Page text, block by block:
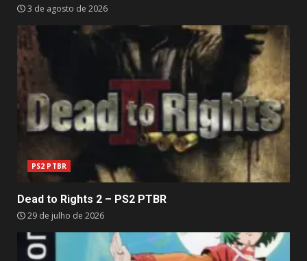
3 de agosto de 2026
PS2 PTBR
Dead to Rights 2 – PS2 PTBR
29 de julho de 2026